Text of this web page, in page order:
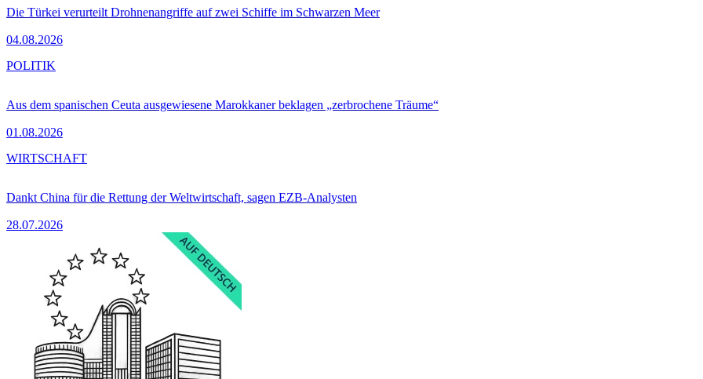
Die Türkei verurteilt Drohnenangriffe auf zwei Schiffe im Schwarzen Meer
04.08.2026
Aus dem spanischen Ceuta ausgewiesene Marokkaner beklagen „zerbrochene Träume“
01.08.2026
POLITIK
Dankt China für die Rettung der Weltwirtschaft, sagen EZB-Analysten
28.07.2026
WIRTSCHAFT